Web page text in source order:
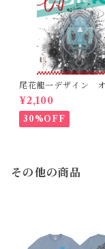
尾花龍一デザイン
チョウサンポスター
ズ）
¥2,100
30%OFF
その他の商品